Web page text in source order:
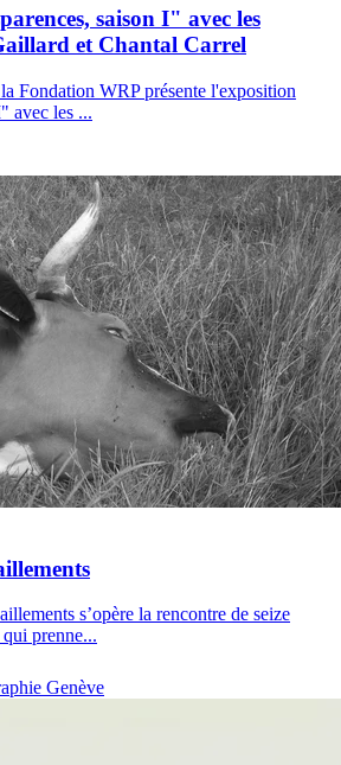
saison I" avec les
et Chantal Carrel
Fondation WRP présente l'exposition
avec les ...
s’opère la rencontre de seize
qui prenne...
Genève